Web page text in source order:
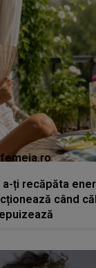
femeia.ro
ți recăpăta
când
epuizează